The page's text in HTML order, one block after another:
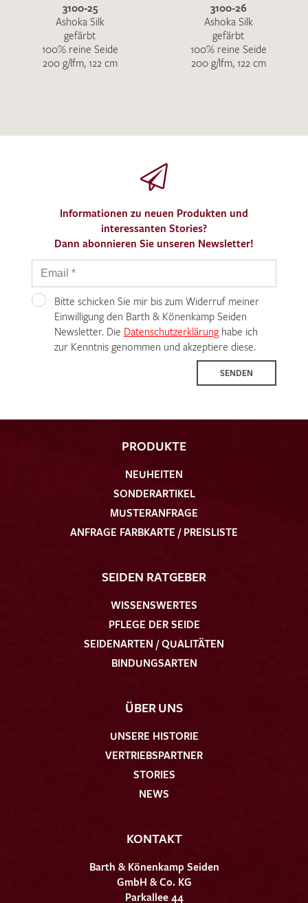
3100-25
Ashoka Silk
gefärbt
100% reine Seide
200 g/lfm, 122 cm
3100-26
Ashoka Silk
gefärbt
100% reine Seide
200 g/lfm, 122 cm
Informationen zu neuen Produkten und
interessanten Stories?
Dann abonnieren Sie unseren Newsletter!
Bitte schicken Sie mir bis zum Widerruf meiner
Einwilligung den Barth & Könenkamp Seiden
Newsletter. Die Datenschutzerklärunghabe ich
zur Kenntnis genommen und akzeptiere diese.
SENDEN
PRODUKTE
NEUHEITEN
SONDERARTIKEL
MUSTERANFRAGE
ANFRAGE FARBKARTE / PREISLISTE
SEIDEN RATGEBER
WISSENSWERTES
PFLEGE DER SEIDE
SEIDENARTEN / QUALITÄTEN
BINDUNGSARTEN
ÜBER UNS
UNSERE HISTORIE
VERTRIEBSPARTNER
STORIES
NEWS
KONTAKT
Barth & Könenkamp Seiden
GmbH & Co. KG
Parkallee 44